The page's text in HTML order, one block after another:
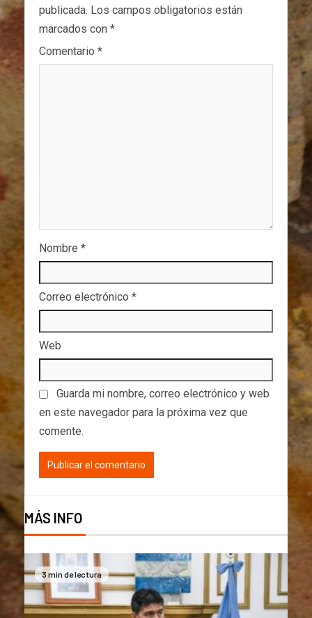
publicada. Los campos obligatorios están
marcados con *
Comentario *
Nombre *
Correo electrónico *
Web
Guarda mi nombre, correo electrónico y web
en este navegador para la próxima vez que
comente.
MÁS INFO
3 min de lectura